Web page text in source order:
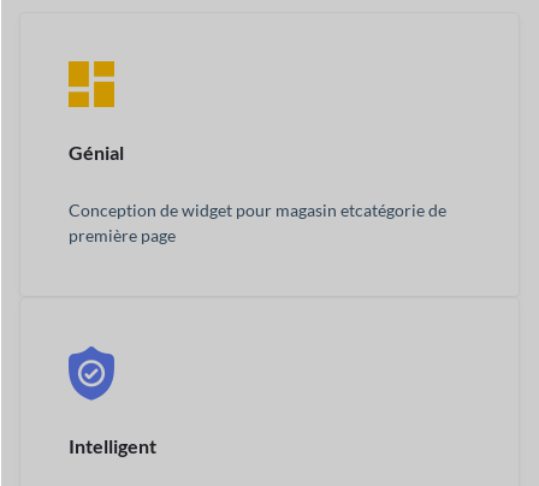
Génial
Conception de widget pour magasin etcatégorie de
première page
Intelligent